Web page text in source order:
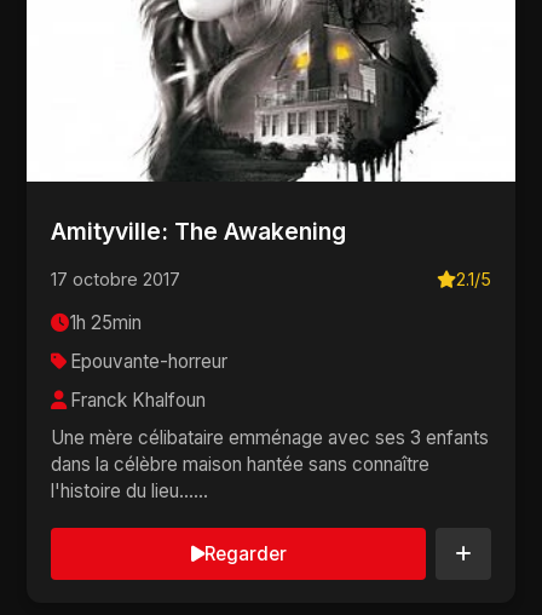
Amityville: The Awakening
17 octobre 2017 2.1/5
1h 25min
Epouvante-horreur
Franck Khalfoun
Une mère célibataire emménage avec ses 3 enfants
dans la célèbre maison hantée sans connaître
l'histoire du lieu......
Regarder